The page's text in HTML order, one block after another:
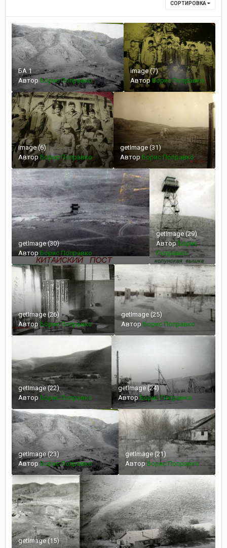
СОРТИРОВКА
БА 1
Автор Борис Поправко
image (7)
Автор Борис Поправко
image (6)
АвторБорис Поправко
getImage (31)
Автор Борис Поправко
getImage (30)
Автор Борис Поправко
getImage (29)
АвторБорис
Поправко
getImage (26)
АвторБорис Поправко
getImage (25)
Автор Борис Поправко
getImage (22)
Автор Борис Поправко
getImage (24)
АвторБорис Поправко
getImage (23)
АвторБорис Поправко
getImage (21)
АвторБорис Поправко
getImage (15)